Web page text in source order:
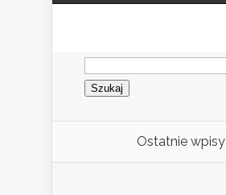
Szukaj:
Ostatnie wpisy